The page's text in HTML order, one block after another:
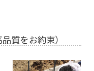
質をお約束）